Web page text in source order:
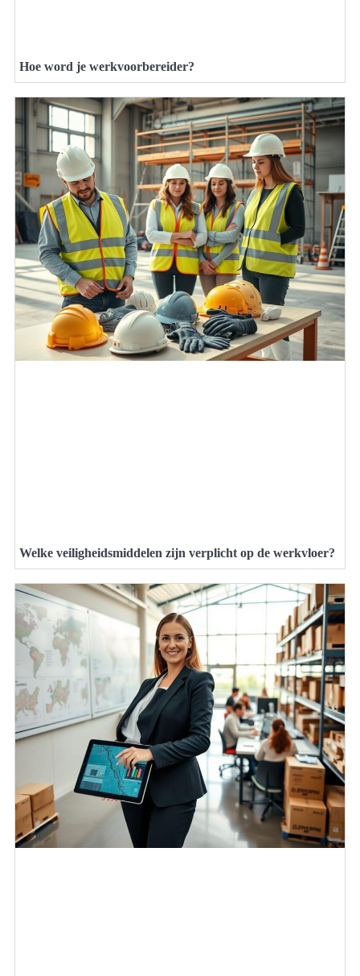
Hoe word je werkvoorbereider?
Welke veiligheidsmiddelen zijn verplicht op de werkvloer?